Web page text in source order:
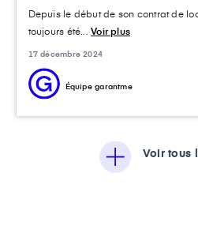
Depuis le début de son contrat de
toujours été...Voir plus
17 décembre 2024
Équipe garantme
Voir tous